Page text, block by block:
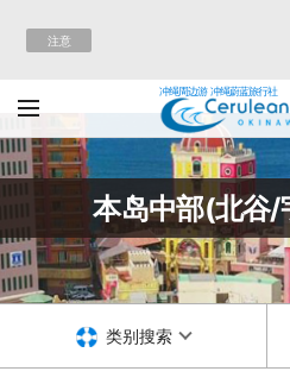
注意
冲绳周边游 冲绳蔚蓝旅行社
类别搜索
本岛中部(北谷/